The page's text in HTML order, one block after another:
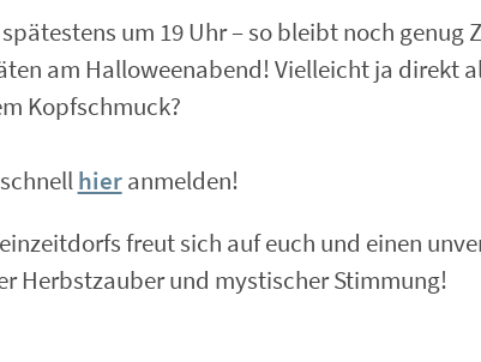
um 19 Uhr – so bleibt noch genug
am Halloweenabend! Vielleicht ja direkt
Kopfschmuck?
hieranmelden!
freut sich auf euch und einen
Herbstzauber und mystischer Stimmung!